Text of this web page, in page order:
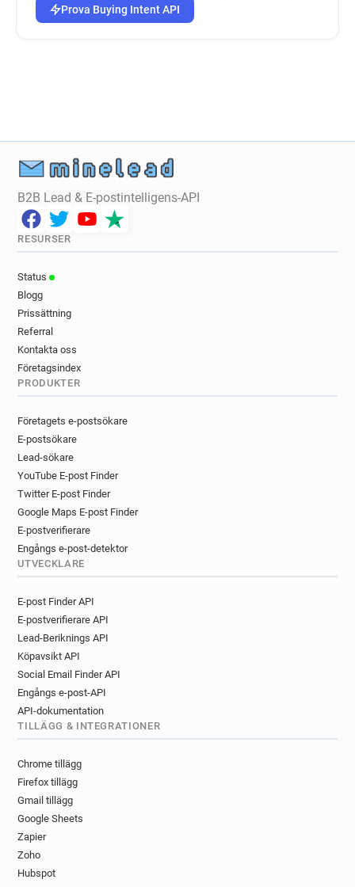
Prova Buying Intent API
B2B Lead & E-postintelligens-API
RESURSER
Status
Blogg
Prissättning
Referral
Kontakta oss
Företagsindex
PRODUKTER
Företagets e-postsökare
E-postsökare
Lead-sökare
YouTube E-post Finder
Twitter E-post Finder
Google Maps E-post Finder
E-postverifierare
Engångs e-post-detektor
UTVECKLARE
E-post Finder API
E-postverifierare API
Lead-Beriknings API
Köpavsikt API
Social Email Finder API
Engångs e-post-API
API-dokumentation
TILLÄGG & INTEGRATIONER
Chrome tillägg
Firefox tillägg
Gmail tillägg
Google Sheets
Zapier
Zoho
Hubspot